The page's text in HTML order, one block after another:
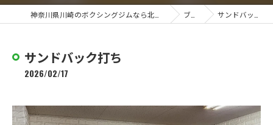
ブログ サンドバック打ち
サンドバック打ち
2026/02/17